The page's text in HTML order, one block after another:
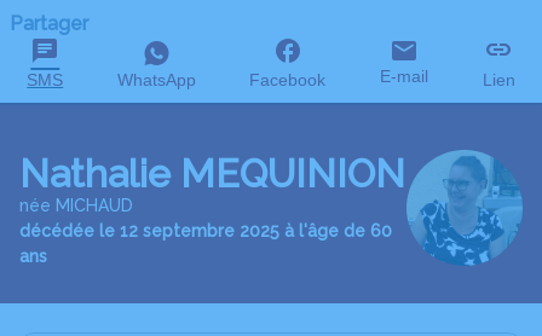
Partager
SMS WhatsApp Facebook E-mail Lien
Nathalie MEQUINION
née MICHAUD
décédée le 12 septembre 2025 à l'âge de 60
ans